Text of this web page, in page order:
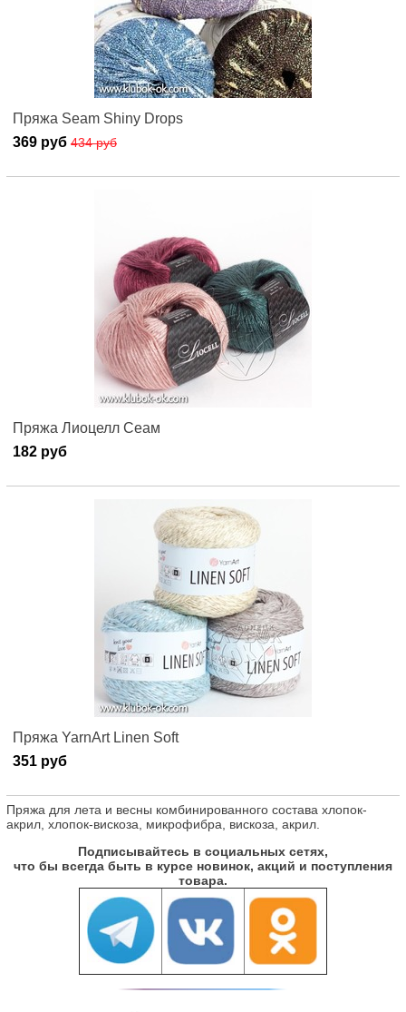
Пряжа Seam Shiny Drops
369 руб 434 руб
Пряжа Лиоцелл Сеам
182 руб
Пряжа YarnArt Linen Soft
351 руб
Пряжа для лета и весны комбинированного состава хлопок-
акрил, хлопок-вискоза, микрофибра, вискоза, акрил.
Подписывайтесь в социальных сетях,
что бы всегда быть в курсе новинок, акций и поступления
товара.